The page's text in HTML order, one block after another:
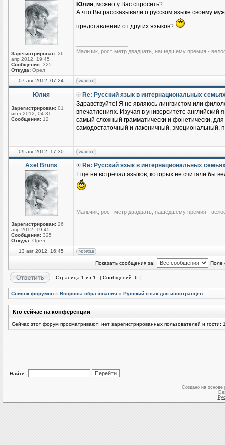
Зарегистрирован: 26
апр 2012, 19:45
Сообщения: 325
Откуда: Орел
Юлия, можно у Вас спросить?
А что Вы рассказывали о русском языке своему
представлении от других языков?
Мальчик, рост метр двадцать, нашедшему премия -
07 авг 2012, 07:24
Юлия
Зарегистрирован: 01
июл 2012, 04:31
Сообщения: 12
Re: Русский язык в интернациональных
Здравствуйте! Я не являюсь лингвистом или
впечатлениях. Изучая в университете английский
самый сложный грамматически и фонетически, для
самодостаточный и лаконичный, эмоциональный,
09 авг 2012, 17:30
Axel Bruns
Зарегистрирован: 26
апр 2012, 19:45
Сообщения: 325
Откуда: Орел
Re: Русский язык в интернациональных
Еще не встречал языков, которых не считали бы
Мальчик, рост метр двадцать, нашедшему премия -
13 авг 2012, 16:45
Показать сообщения за: Поле
Страница 1 из 1 [ Сообщений: 6 ]
Список форумов » Вопросы образования » Русский язык для иностранцев
Кто сейчас на конференции
Сейчас этот форум просматривают: нет зарегистрированных пользователей и гости:
Найти:
Создано на основе